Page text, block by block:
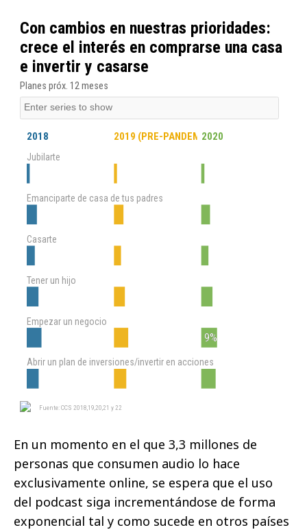
En un momento en el que 3,3 millones de
personas que consumen audio lo hace
exclusivamente online, se espera que el uso
del podcast siga incrementándose de forma
exponencial tal y como sucede en otros países